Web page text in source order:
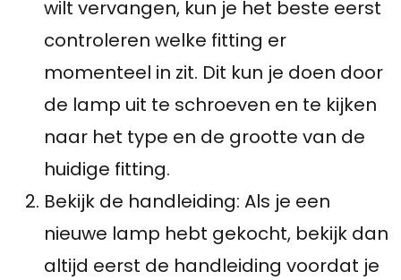
wilt vervangen, kun je het beste eerst
controleren welke fitting er
momenteel in zit. Dit kun je doen door
de lamp uit te schroeven en te kijken
naar het type en de grootte van de
huidige fitting.
Bekijk de handleiding: Als je een
nieuwe lamp hebt gekocht, bekijk dan
altijd eerst de handleiding voordat je